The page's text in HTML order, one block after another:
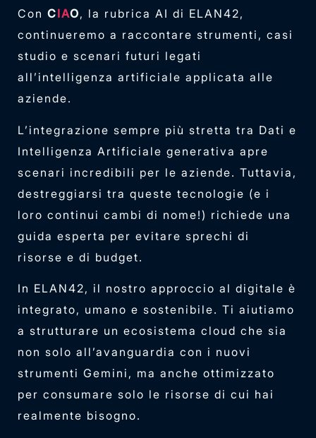
Con CIAO, la rubrica AI di ELAN42,
continueremo a raccontare strumenti, casi
studio e scenari futuri legati
all’intelligenza artificiale applicata alle
aziende.
L’integrazione sempre più stretta tra Dati e
Intelligenza Artificiale generativa apre
scenari incredibili per le aziende. Tuttavia,
destreggiarsi tra queste tecnologie (e i
loro continui cambi di nome!) richiede una
guida esperta per evitare sprechi di
risorse e di budget.
In ELAN42, il nostro approccio al digitale è
integrato, umano e sostenibile. Ti aiutiamo
a strutturare un ecosistema cloud che sia
non solo all’avanguardia con i nuovi
strumenti Gemini, ma anche ottimizzato
per consumare solo le risorse di cui hai
realmente bisogno.